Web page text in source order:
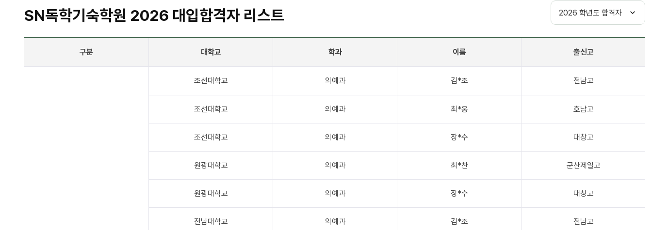
SN독학기숙학원 2026 대입합격자 리스트
구분 대학교 학과 이름 출신고
조선대학교 의예과 김*조 전남고
조선대학교 의예과 최*웅 호남고
조선대학교 의예과 장*수 대창고
원광대학교 의예과 최*찬 군산제일고
원광대학교 의예과 장*수 대창고
전남대학교 의예과 김*조 전남고